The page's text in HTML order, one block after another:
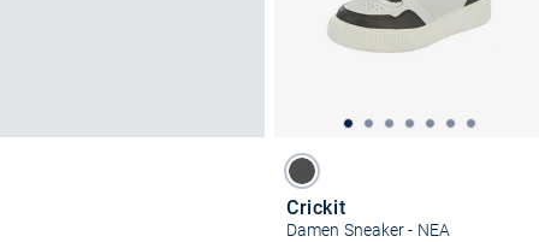
Crickit
Damen Sneaker - NEA